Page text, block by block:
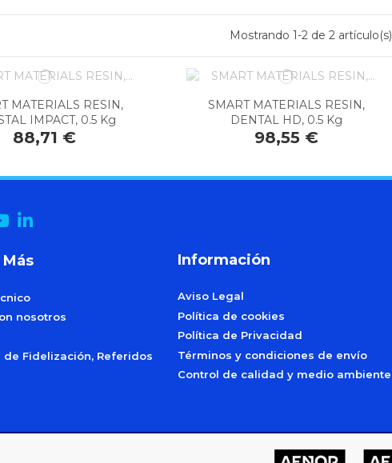
Mostrando 1-2 de 2 artículo(s)
MATERIALS RESIN,
IMPACT, 0.5 Kg
88,71 €
SMART MATERIALS RESIN,
DENTAL HD, 0.5 Kg
98,55 €
nosotros
de Fidelización, Referidos
Información
Aviso Legal
Política de cookies
Política de Privacidad
Términos y condiciones de envío
Control de calidad y medio ambiente